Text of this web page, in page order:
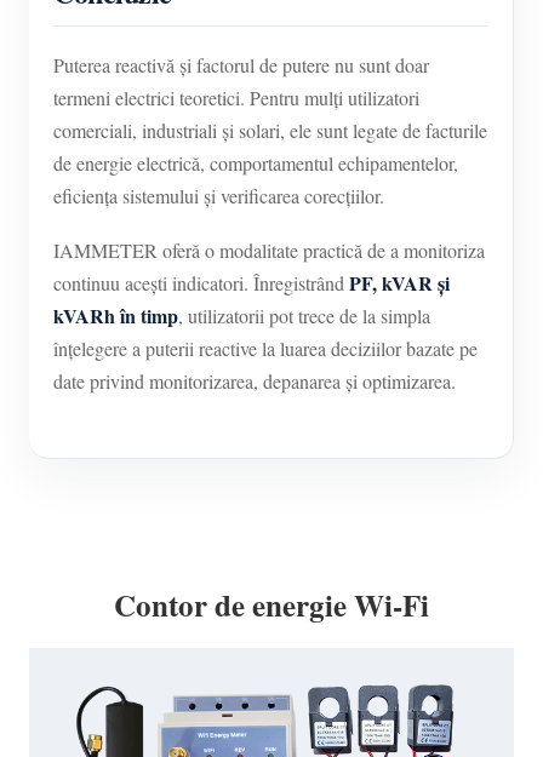
Puterea reactivă și factorul de putere nu sunt doar
termeni electrici teoretici. Pentru mulți utilizatori
comerciali, industriali și solari, ele sunt legate de facturile
de energie electrică, comportamentul echipamentelor,
eficiența sistemului și verificarea corecțiilor.
IAMMETER oferă o modalitate practică de a monitoriza
continuu acești indicatori. Înregistrând PF, kVAR și
kVARh în timp, utilizatorii pot trece de la simpla
înțelegere a puterii reactive la luarea deciziilor bazate pe
date privind monitorizarea, depanarea și optimizarea.
Contor de energie Wi-Fi